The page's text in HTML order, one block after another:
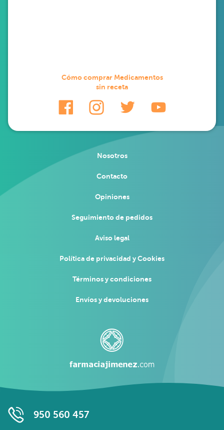
Cómo comprar Medicamentos
sin receta
Nosotros
Contacto
Opiniones
Seguimiento de pedidos
Aviso legal
Política de privacidad y Cookies
Términos y condiciones
Envíos y devoluciones
950 560 457